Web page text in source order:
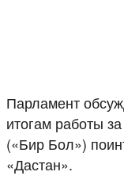
Парламент
итогам работы
(«Бир Бол»)
«Дастан».